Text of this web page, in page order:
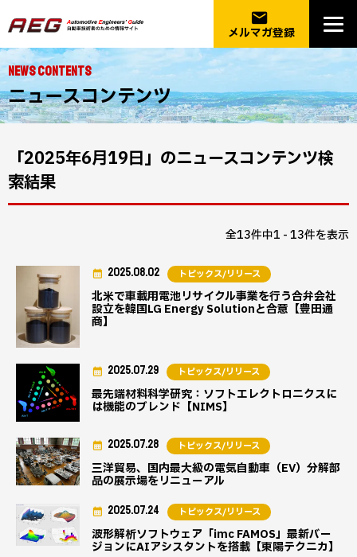
email
メルマガ登録
NEWS CONTENTS
ニュースコンテンツ
「2025年6月19日」のニュースコンテンツ検
索結果
全13件中1 - 13件を表示
北米で車載用電池リサイクル事業を行う合弁会社
設立を韓国LG Energy Solutionと合意【豊田通
商】
2025.08.02 トピックス/リリース
最先端材料科学研究：ソフトエレクトロニクスに
は機能のブレンド【NIMS】
2025.07.29 トピックス/リリース
三洋貿易、国内最大級の電気自動車（EV）分解部
品の展示場をリニューアル
2025.07.28 トピックス/リリース
波形解析ソフトウェア「imc FAMOS」最新バー
ジョンにAIアシスタントを搭載【東陽テクニカ】
2025.07.24 トピックス/リリース